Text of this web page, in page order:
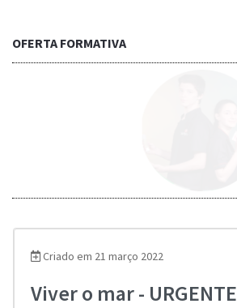
OFERTA FORMATIVA
Saber mais...
Criado em 21 março 2022
Viver o mar - URGENTE